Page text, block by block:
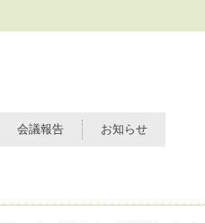
会議報告 お知らせ